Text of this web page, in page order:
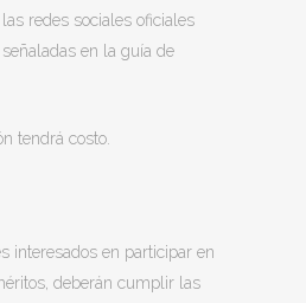
redes sociales oficiales
en la guía de
tendrá costo.
interesados en participar en
deberán cumplir las